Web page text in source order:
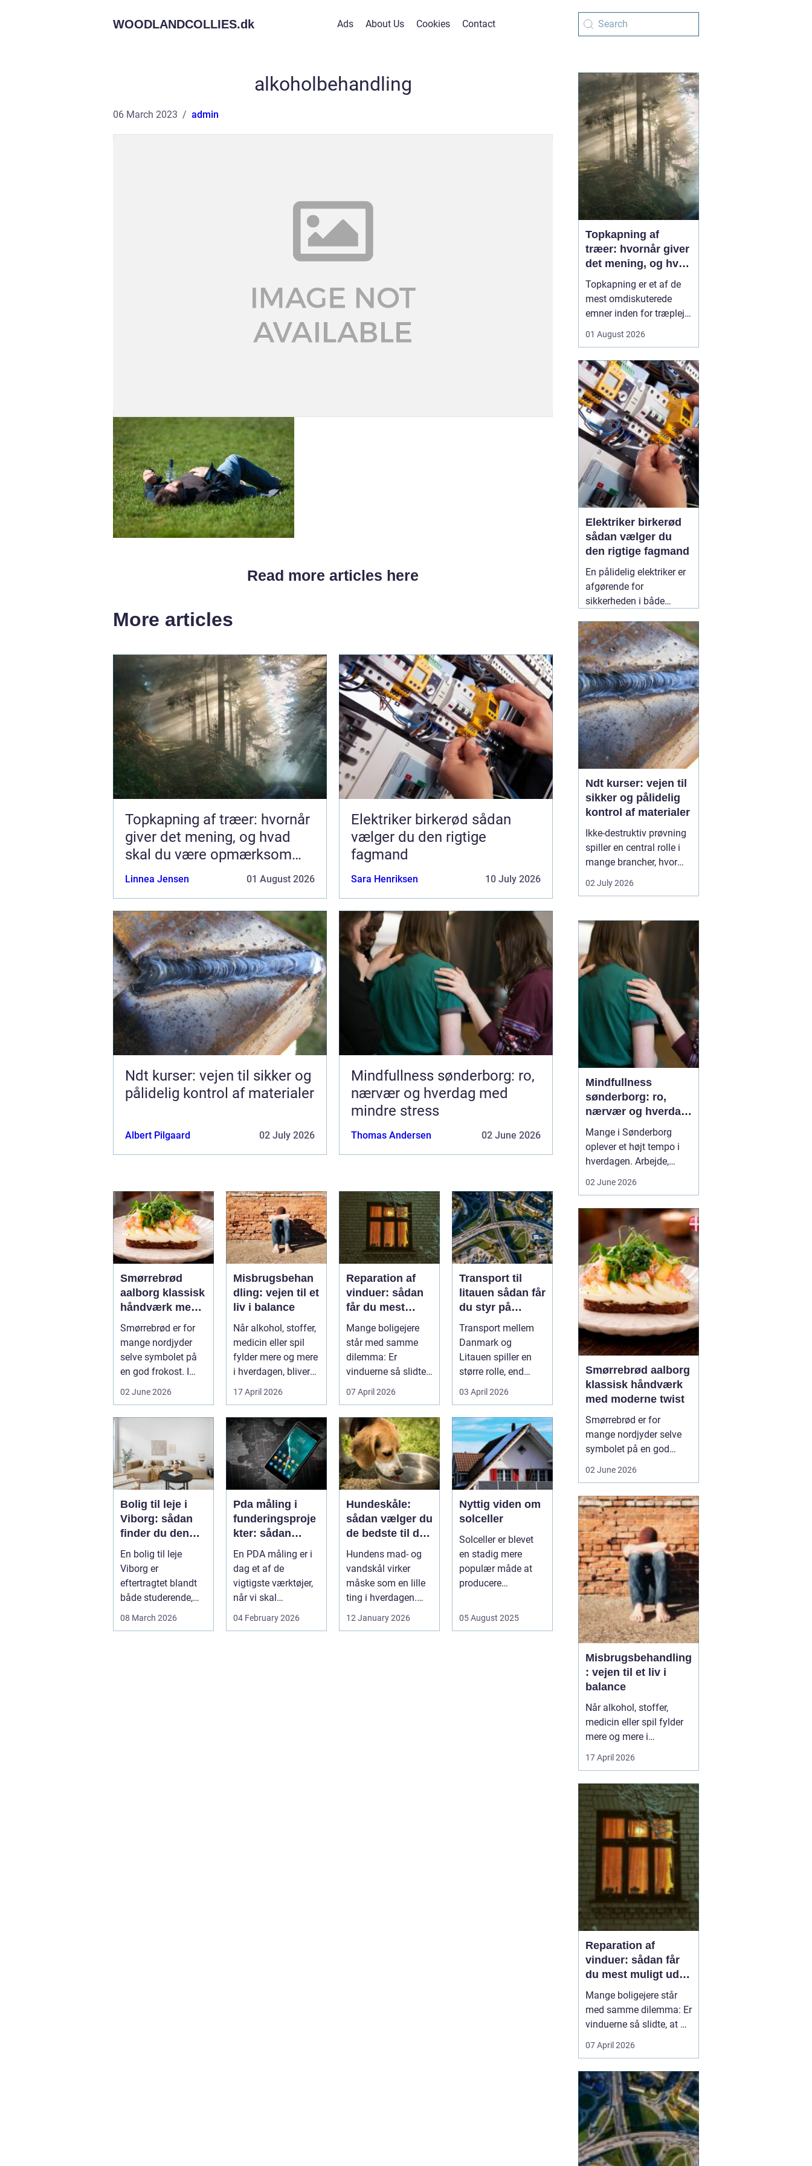
WOODLANDCOLLIES.dk Ads About Us Cookies Contact
alkoholbehandling
06 March 2023 admin
Read more articles here
More articles
Topkapning af træer: hvornår
giver det mening, og hvad
skal du være opmærksom
på?
Linnea Jensen 01 August 2026
Elektriker birkerød sådan
vælger du den rigtige
fagmand
Sara Henriksen 10 July 2026
Ndt kurser: vejen til sikker og
pålidelig kontrol af materialer
Albert Pilgaard 02 July 2026
Mindfullness sønderborg: ro,
nærvær og hverdag med
mindre stress
Thomas Andersen 02 June 2026
Smørrebrød
aalborg klassisk
håndværk med
moderne twist
Smørrebrød er for
mange nordjyder
selve symbolet på
en god frokost. I
02 June 2026
Misbrugsbehan
dling: vejen til et
liv i balance
Når alkohol, stoffer,
medicin eller spil
fylder mere og mere
i hverdagen, bliver
grænsen...
17 April 2026
Reparation af
vinduer: sådan
får du mest
muligt ud af
dine gamle
vinduer
Mange boligejere
står med samme
dilemma: Er
vinduerne så slidte,
at de bør skifte...
07 April 2026
Transport til
litauen sådan får
du styr på
fragten til
baltikum
Transport mellem
Danmark og
Litauen spiller en
større rolle, end
mange er klar over.
Litauen er et n...
03 April 2026
Bolig til leje i
Viborg: sådan
finder du den
rette lejlighed
En bolig til leje
Viborg er
eftertragtet blandt
både studerende,
familier og seniorer,
08 March 2026
Pda måling i
funderingsproje
kter: sådan
sikrer du
dokumenteret
bæreevne
En PDA måling er i
dag et af de
vigtigste værktøjer,
når vi skal
dokumentere
bæreevnen af pæle
04 February 2026
Hundeskåle:
sådan vælger du
de bedste til din
hund
Hundens mad- og
vandskål virker
måske som en lille
ting i hverdagen.
sk&arin...
12 January 2026
Nyttig viden om
solceller
Solceller er blevet
en stadig mere
populær måde at
producere
05 August 2025
Topkapning af
træer: hvornår giver
det mening, og hvad
skal du være
opmærksom på?
Topkapning er et af de
mest omdiskuterede
emner inden for træpleje.
på et for højt træ tæt på
tænker, at problemet er
løst, hvis man bare s...
01 August 2026
Elektriker birkerød
sådan vælger du
den rigtige fagmand
En pålidelig elektriker er
afgørende for
sikkerheden i både
virksomheder.
Elinstallationer er
usynlige i hverdagen,
men når noget fejler,
mærker man det med
det samme. I Birkerød og
omegn søger mange
efter en10 July 2026
Ndt kurser: vejen til
sikker og pålidelig
kontrol af materialer
Ikke-destruktiv prøvning
spiller en central rolle i
mange brancher, hvor
sikkerhed, kvalitet og
driftssikkerhed er
kurserkan teknikere,
svejsere, tilsynsførende
og ingeniører dokumen...
02 July 2026
Mindfullness
sønderborg: ro,
nærvær og hverdag
med mindre stress
Mange i Sønderborg
oplever et højt tempo i
hverdagen. Arbejde,
kan sætte nervesystemet
på overarbejde. Herkan
min...
02 June 2026
Smørrebrød aalborg
klassisk håndværk
med moderne twist
Smørrebrød er for
mange nordjyder selve
symbolet på en god
der forener tradition og
nytænkning. Her spiller
gode råvarer, lokalt
håndværk og kreativ
anretning sammen, så
du får en...
02 June 2026
Misbrugsbehandling
: vejen til et liv i
balance
Når alkohol, stoffer,
medicin eller spil fylder
mere og mere i
hverdagen, bliver
grænsen mellem vane
sløret. Mange forsøger
længe at klare sig selv,
men for en stor del viser
erfaringen, at...
17 April 2026
Reparation af
vinduer: sådan får
du mest muligt ud af
dine gamle vinduer
Mange boligejere står
med samme dilemma: Er
vinduerne så slidte, at de
bør skiftes, eller kan de
repareres og få nyt liv? I
kan en grundig
reparation af vinduer
være en både økon...
07 April 2026